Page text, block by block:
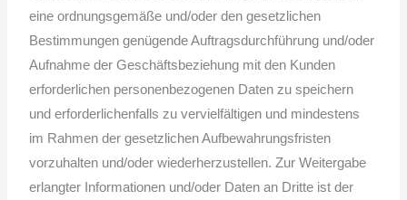
eine ordnungsgemäße und/oder den gesetzlichen
Bestimmungen genügende Auftragsdurchführung und/oder
Aufnahme der Geschäftsbeziehung mit den Kunden
erforderlichen personenbezogenen Daten zu speichern
und erforderlichenfalls zu vervielfältigen und mindestens
im Rahmen der gesetzlichen Aufbewahrungsfristen
vorzuhalten und/oder wiederherzustellen. Zur Weitergabe
erlangter Informationen und/oder Daten an Dritte ist der